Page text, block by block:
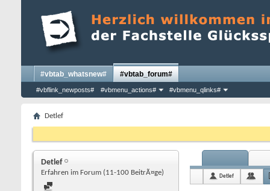
#vbtab_whatsnew# #vbtab_forum#
#vbflink_newposts# #vbmenu_actions# #vbmenu_qlinks#
Detlef
Detlef
Erfahren im Forum (11-100 BeitrÃ¤ge) Detlef